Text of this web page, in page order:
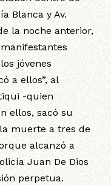
Blanca y Av.
la noche anterior,
jóvenes
a ellos”, al
-quien
ellos, sacó su
muerte a tres de
alcanzó a
Juan De Dios
perpetua.